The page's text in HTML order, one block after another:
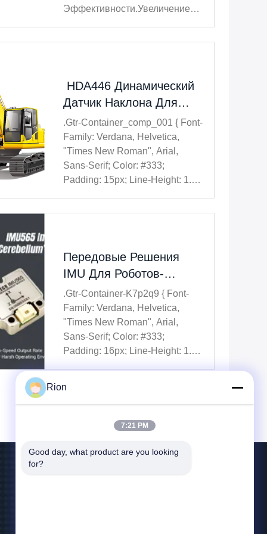
Эффективности.увеличение
Производителей Кранов
ИнтегрировалДатчик Наклона
MEMS LCA318T/LCA328Tв Их
Автоматическ...
HDA446 Динамический
Датчик Наклона Для
Мониторинга Положения
Экскаватора
.gtr-Container_comp_001 { Font-
Family: Verdana, Helvetica,
"Times New Roman", Arial,
Sans-Serif; Color: #333;
Padding: 15px; Line-Height: 1.6;
Text-Align: Left !important; Word-
Wrap: Break...
Передовые Решения
IMU Для Роботов-
Гуманоидов И
Интеллектуальное
Управление Движением
.gtr-Container-K7p2q9 { Font-
Family: Verdana, Helvetica,
"Times New Roman", Arial,
Sans-Serif; Color: #333;
Padding: 16px; Line-Height: 1.6;
Word-Wrap: Break-Word; } .gtr-
Container-K7p2q9__main-Title {
Font-Size: 18px; Font-Weight:
Rion
7:21 PM
Good day, what product are you looking
for?